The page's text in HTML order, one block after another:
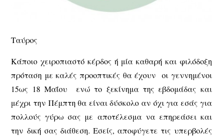
Ταύρος
Κάποιο χειροπιαστό κέρδος ή μία καθαρή και φιλόδοξη
πρόταση με καλές προοπτικές θα έχουν οι γεννημένοι
15ως 18 Μαΐου ενώ το ξεκίνημα της εβδομάδας και
μέχρι την Πέμπτη θα είναι δύσκολο αν όχι για εσάς για
πολλούς γύρω σας με αποτέλεσμα να επηρεάσει και
την δική σας διάθεση. Εσείς, αποφύγετε τις υπερβολές